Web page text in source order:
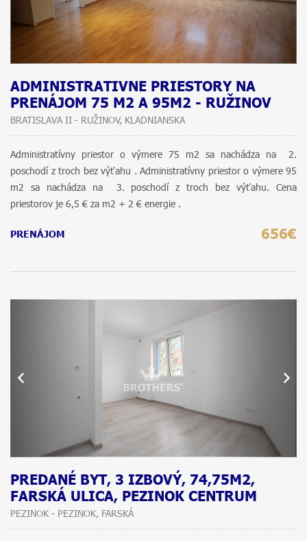
ADMINISTRATIVNE PRIESTORY NA
PRENÁJOM 75 M2 A 95M2 - RUŽINOV
BRATISLAVA II - RUŽINOV, KLADNIANSKA
Administratívny priestor o výmere 75 m2 sa nachádza na 2.
poschodí z troch bez výťahu . Administratívny priestor o výmere 95
m2 sa nachádza na 3. poschodí z troch bez výťahu. Cena
priestorov je 6,5 € za m2 + 2 € energie .
PRENÁJOM 656€
PREDANÉ BYT, 3 IZBOVÝ, 74,75M2,
FARSKÁ ULICA, PEZINOK CENTRUM
PEZINOK - PEZINOK, FARSKÁ